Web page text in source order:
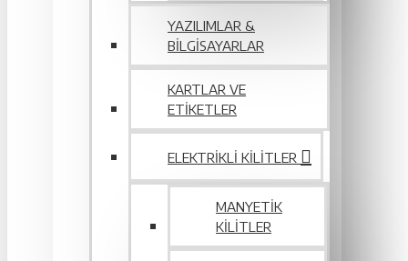
YAZILIMLAR &
BILGISAYARLAR
KARTLAR VE
ETIKETLER
ELEKTRIKLI KILITLER
MANYETIK
KILITLER